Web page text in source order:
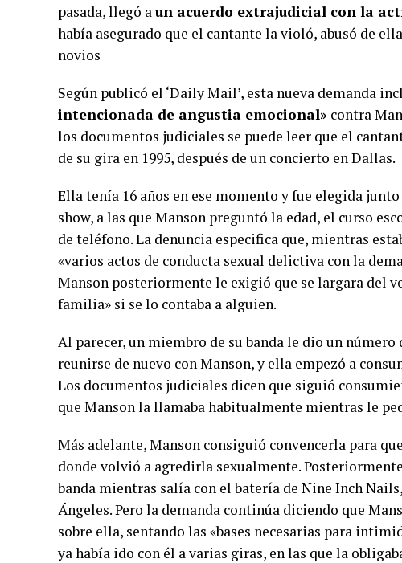
pasada, llegó aun acuerdo extrajudicial con la
había asegurado que el cantante la violó, abusó de
novios
Según publicó el ‘Daily Mail’, esta nueva demanda
intencionada de angustia emocional» contra
los documentos judiciales se puede leer que el
de su gira en 1995, después de un concierto en Dallas.
Ella tenía 16 años en ese momento y fue elegida
show, a las que Manson preguntó la edad, el curso
de teléfono. La denuncia especifica que, mientras
«varios actos de conducta sexual delictiva con la
Manson posteriormente le exigió que se largara del
familia» si se lo contaba a alguien.
Al parecer, un miembro de su banda le dio un
reunirse de nuevo con Manson, y ella empezó a
Los documentos judiciales dicen que siguió
que Manson la llamaba habitualmente mientras le
Más adelante, Manson consiguió convencerla para
donde volvió a agredirla sexualmente.
banda mientras salía con el batería de Nine Inch
Ángeles. Pero la demanda continúa diciendo que
sobre ella, sentando las «bases necesarias para
ya había ido con él a varias giras, en las que la